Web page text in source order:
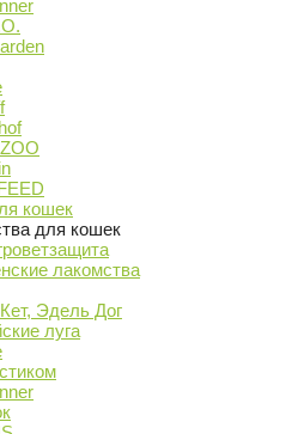
кошек
для кошек
лакомства
Эдель Дог
луга